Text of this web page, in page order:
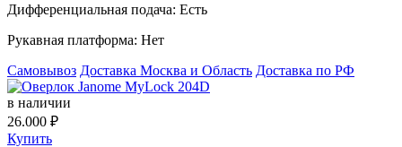
Дифференциальная подача: Есть
Рукавная платформа: Нет
Самовывоз Доставка Москва и Область Доставка по РФ
в наличии
26.000 ₽
Купить